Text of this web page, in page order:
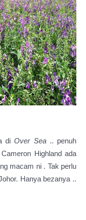
diOver Sea.. penuh
Highland ada
macam ni . Tak perlu
Hanya bezanya ..